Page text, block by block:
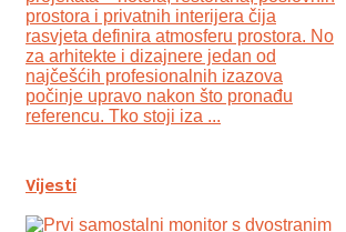
prostora i privatnih interijera čija
rasvjeta definira atmosferu prostora. No
za arhitekte i dizajnere jedan od
najčešćih profesionalnih izazova
počinje upravo nakon što pronađu
referencu. Tko stoji iza ...
Vijesti